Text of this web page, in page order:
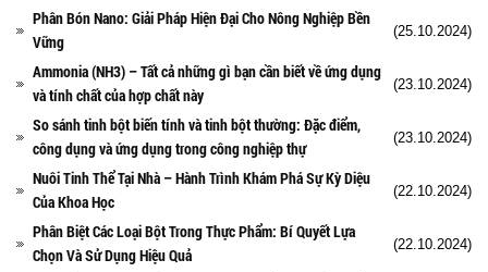
Phân Bón Nano: Giải Pháp Hiện Đại Cho Nông Nghiệp Bền
Vững
(25.10.2024)
Ammonia (NH3) – Tất cả những gì bạn cần biết về ứng dụng
và tính chất của hợp chất này
(23.10.2024)
So sánh tinh bột biến tính và tinh bột thường: Đặc điểm,
công dụng và ứng dụng trong công nghiệp thự
(23.10.2024)
Nuôi Tinh Thể Tại Nhà – Hành Trình Khám Phá Sự Kỳ Diệu
Của Khoa Học
(22.10.2024)
Phân Biệt Các Loại Bột Trong Thực Phẩm: Bí Quyết Lựa
Chọn Và Sử Dụng Hiệu Quả
(22.10.2024)